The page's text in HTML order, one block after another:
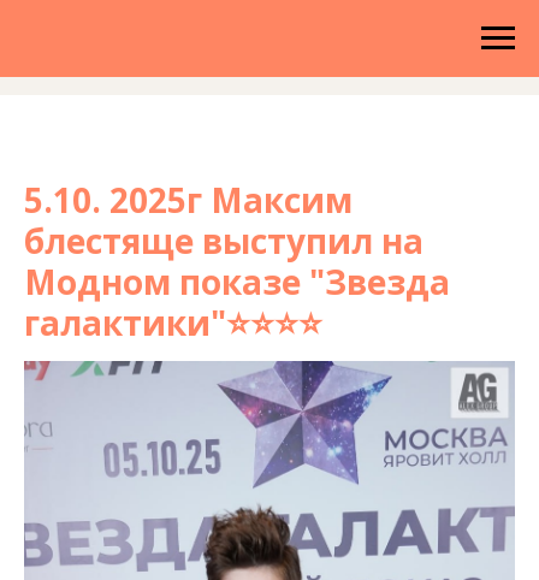
5.10. 2025г Максим
блестяще выступил на
Модном показе "Звезда
галактики"⭐⭐⭐⭐